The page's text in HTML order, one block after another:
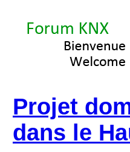
Projet
dans le